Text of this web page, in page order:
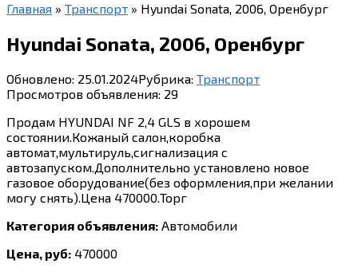
Главная » Транспорт » Hyundai Sonata, 2006, Оренбург
Hyundai Sonata, 2006, Оренбург
Обновлено: 25.01.2024Рубрика: Транспорт
Просмотров объявления: 29
Продам HYUNDAI NF 2,4 GLS в хорошем
состоянии.Кожаный салон,коробка
автомат,мультируль,сигнализация с
автозапуском.Дополнительно установлено новое
газовое оборудование(без оформления,при желании
могу снять).Цена 470000.Торг
Категория объявления: Автомобили
Цена, руб: 470000